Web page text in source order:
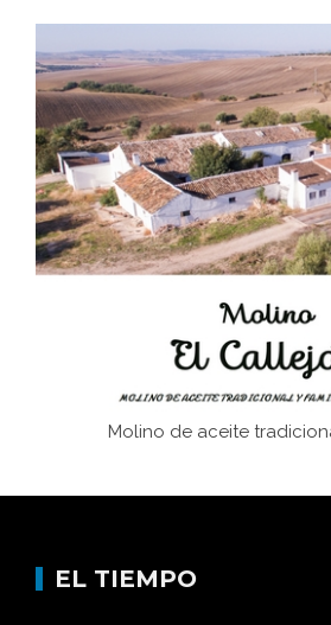
Bornos
El Frente Popular. Ubrique,
Juntar las letras. La
afán de saber a la autogestión
Historia y vivencias del poblado
Molino de aceite
EL TIEMPO